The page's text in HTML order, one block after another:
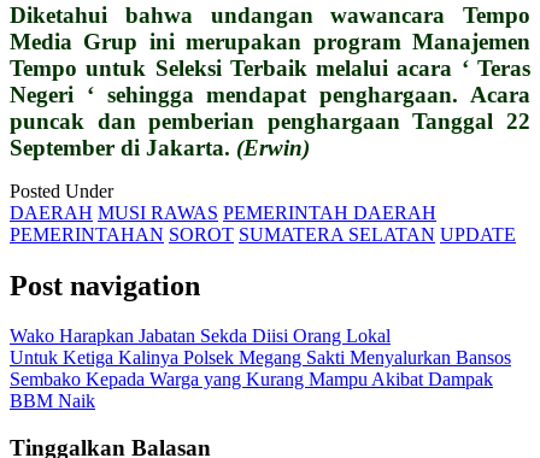
Diketahui bahwa undangan wawancara Tempo
Media Grup ini merupakan program Manajemen
Tempo untuk Seleksi Terbaik melalui acara ‘ Teras
Negeri ‘ sehingga mendapat penghargaan. Acara
puncak dan pemberian penghargaan Tanggal 22
September di Jakarta. (Erwin)
Posted Under
DAERAH MUSI RAWAS PEMERINTAH DAERAH
PEMERINTAHAN SOROT SUMATERA SELATAN UPDATE
Post navigation
Wako Harapkan Jabatan Sekda Diisi Orang Lokal
Untuk Ketiga Kalinya Polsek Megang Sakti Menyalurkan Bansos
Sembako Kepada Warga yang Kurang Mampu Akibat Dampak
BBM Naik
Tinggalkan Balasan